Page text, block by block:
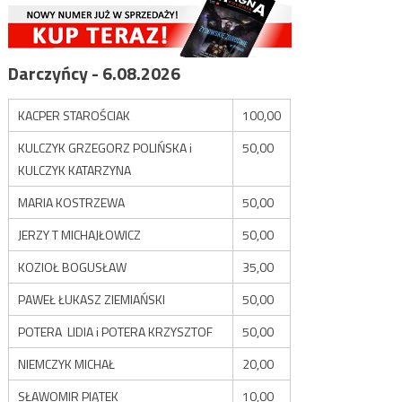
Darczyńcy - 6.08.2026
KACPER STAROŚCIAK
100,00
KULCZYK GRZEGORZ POLIŃSKA i
KULCZYK KATARZYNA
50,00
MARIA KOSTRZEWA
50,00
JERZY T MICHAJŁOWICZ
50,00
KOZIOŁ BOGUSŁAW
35,00
PAWEŁ ŁUKASZ ZIEMIAŃSKI
50,00
POTERA LIDIA i POTERA KRZYSZTOF
50,00
NIEMCZYK MICHAŁ
20,00
SŁAWOMIR PIĄTEK
10,00